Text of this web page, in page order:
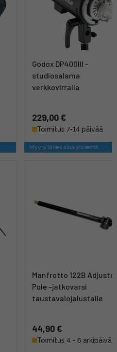
Godox DP400III -
studiosalama
verkkovirralla
229,00 €
Toimitus 7-14 päivää
Myyty lähes aina yhdessä
Manfrotto 122B
Pole -jatkovarsi
taustavalojalustalle
44,90 €
Toimitus 4 - 6 arkipäivää